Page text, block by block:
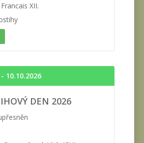
XII.
10.10.2026
DEN 2026